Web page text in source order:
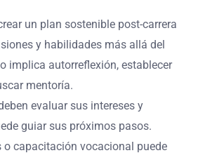
un plan sostenible post-carrera
y habilidades más allá del
implica autorreflexión, establecer
mentoría.
evaluar sus intereses y
guiar sus próximos pasos.
o capacitación vocacional puede